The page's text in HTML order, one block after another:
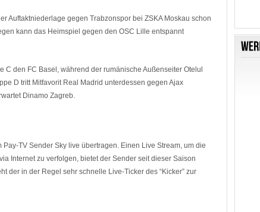
Auftaktniederlage gegen Trabzonspor bei ZSKA Moskau schon
kann das Heimspiel gegen den OSC Lille entspannt
C den FC Basel, während der rumänische Außenseiter Otelul
D tritt Mitfavorit Real Madrid unterdessen gegen Ajax
Dinamo Zagreb.
TV Sender Sky live übertragen. Einen Live Stream, um die
Internet zu verfolgen, bietet der Sender seit dieser Saison
der in der Regel sehr schnelle Live-Ticker des “Kicker” zur